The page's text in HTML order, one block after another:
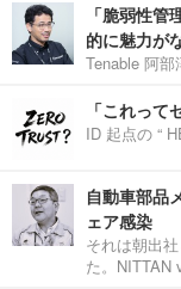
「脆弱性
的に魅力が
Tenable 阿
「これっ
ID 起点の “
自動車部品
ェア感染
それは朝出
た。NITTAN